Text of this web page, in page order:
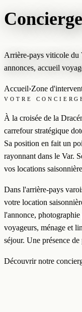
Arrière-pays viticole du
annonces, accueil
Accueil›Zone
VOTRE
À la croisée de la
carrefour stratégique
Sa position en fait un
rayonnant dans le Var.
vos locations
Dans l'arrière-pays
votre location
l'annonce,
voyageurs, ménage et
séjour. Une présence
Découvrir notre